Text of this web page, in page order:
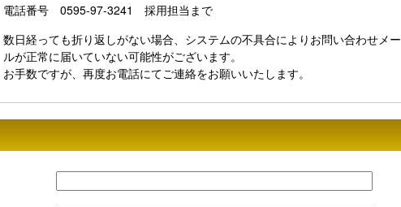
電話番号 0595-97-3241 採用担当まで
数日経っても折り返しがない場合、システムの不具合によりお問い合わせメー
ルが正常に届いていない可能性がございます。
お手数ですが、再度お電話にてご連絡をお願いいたします。